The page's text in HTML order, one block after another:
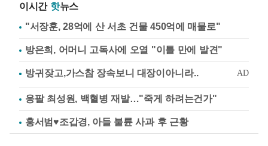
이시간 핫뉴스
"서장훈, 28억에 산 서초 건물 450억에 매물로"
방은희, 어머니 고독사에 오열 "이틀 만에 발견"
응팔 최성원, 백혈병 재발…"죽게 하려는건가"
홍서범♥조갑경, 아들 불륜 사과 후 근황